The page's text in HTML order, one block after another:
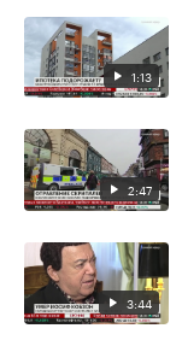
1:13
2:47
3:44